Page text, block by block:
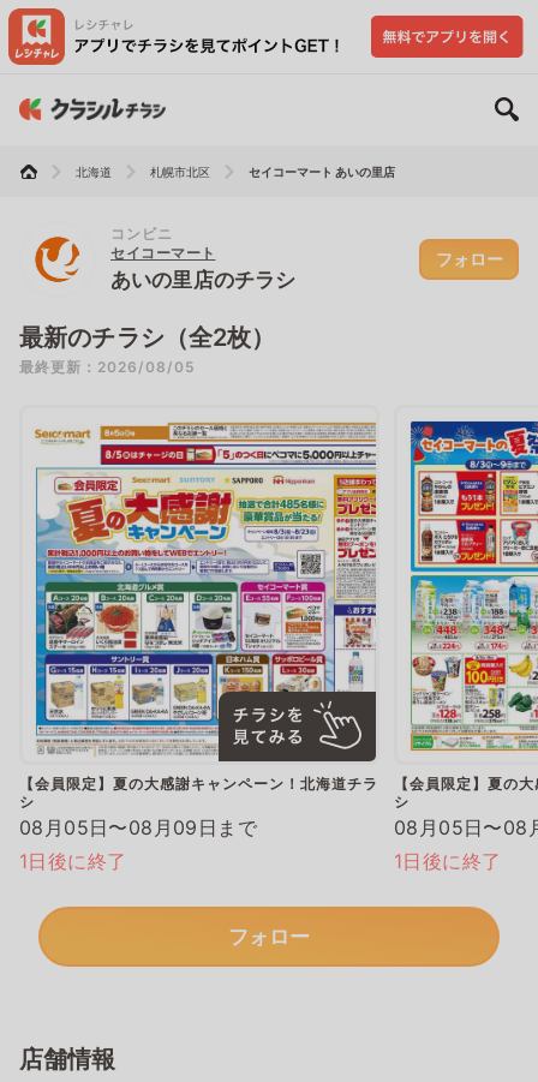
北海道 札幌市北区 セイコーマート あいの里店
コンビニ
セイコーマート
あいの里店のチラシ
フォロー
最新のチラシ（全2枚）
最終更新：2026/08/05
【会員限定】夏の大感謝キャンペーン！北海道チラ
シ
08月05日〜08月09日まで
1日後に終了
【会員限定】夏の
シ
08月05日〜08
1日後に終了
フォロー
店舗情報